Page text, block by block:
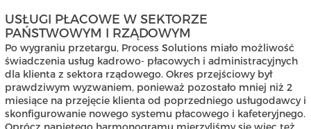
USŁUGI PŁACOWE W SEKTORZE
PAŃSTWOWYM I RZĄDOWYM
Po wygraniu przetargu, Process Solutions miało możliwość
świadczenia usług kadrowo- płacowych i administracyjnych
dla klienta z sektora rządowego. Okres przejściowy był
prawdziwym wyzwaniem, ponieważ pozostało mniej niż 2
miesiące na przejęcie klienta od poprzedniego usługodawcy i
skonfigurowanie nowego systemu płacowego i kafeteryjnego.
Oprócz napiętego harmonogramu mierzyliśmy się więc też